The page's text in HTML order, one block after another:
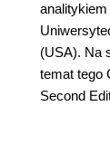
(USA). Na
temat tego
Second